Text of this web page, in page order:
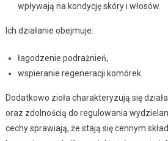
wpływają na kondycję skóry i włosów.
Ich działanie obejmuje:
łagodzenie podrażnień,
wspieranie regeneracji komórek.
Dodatkowo zioła charakteryzują się
oraz zdolnością do regulowania
cechy sprawiają, że stają się cennym